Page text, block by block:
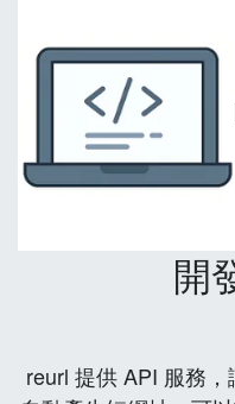
開
reurl 提供 API 服務